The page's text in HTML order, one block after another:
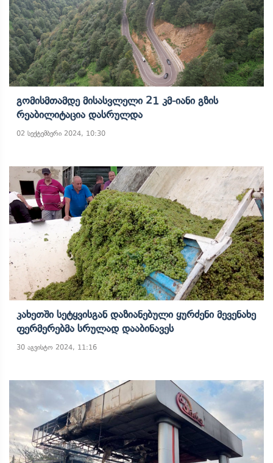
Გომისმთამდე Მისასვლელი 21 Კმ-Იანი Გზის
Რეაბილიტაცია Დასრულდა
02 სექტემბერი 2024, 10:30
Კახეთში Სეტყვისგან Დაზიანებული Ყურძენი Მევენახე
Ფერმერებმა Სრულად Დააბინავეს
30 აგვისტო 2024, 11:16